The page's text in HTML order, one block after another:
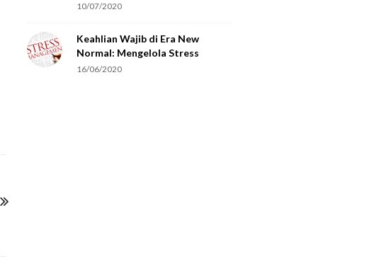
10/07/2020
Keahlian Wajib di Era New
Normal: Mengelola Stress
16/06/2020